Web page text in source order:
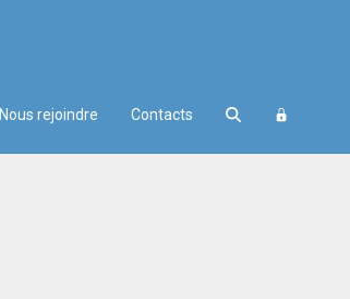
Nous rejoindre Contacts